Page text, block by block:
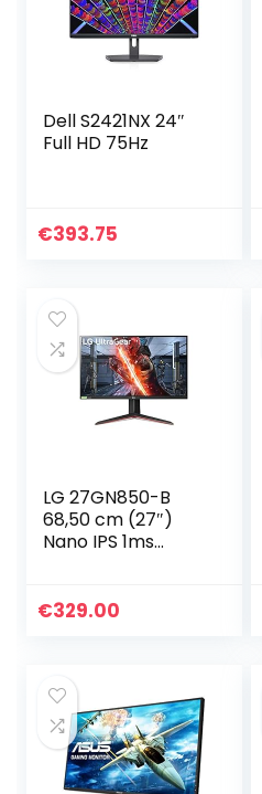
Dell S2421NX 24″
Full HD 75Hz
€393.75
LG 27GN850-B
68,50 cm (27″)
Nano IPS 1ms
Display Port, HDMI,
zwart
€329.00